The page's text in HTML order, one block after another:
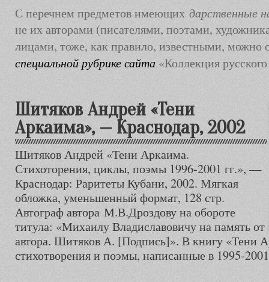
С перечнем предметов имеющих дарственные
не их авторами (писателями, поэтами,
лицами, тоже, как правило, известными, можно
специальной рубрике сайта «Коллекция
Шитяков Андрей «Тени
Аркаима», — Краснодар, 2002
Шитяков Андрей «Тени Аркаима.
Стихоторения, циклы, поэмы 1996-2001 гг.», —
Краснодар: Раритеты Кубани, 2002. Мягкая
обложка, уменьшенный формат, 128 стр.
Автограф автора М.В.Дроздову на обороте
титула: «Михаилу Владиславовичу на память от
автора. Шитяков А. [Подпись]». В книгу «Тени
стихотворения и поэмы, написанные в 1995-